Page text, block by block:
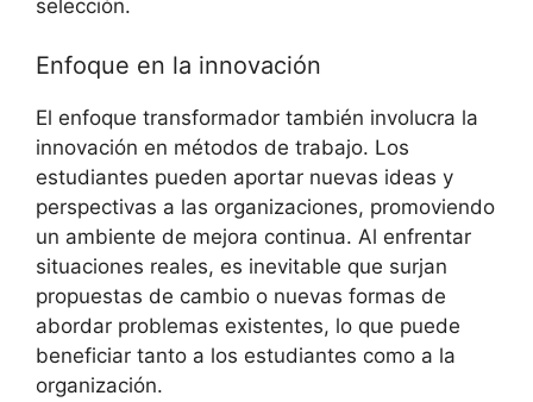
selección.
Enfoque ⁤en la innovación
El enfoque transformador también involucra la
innovación en métodos de⁢ trabajo. Los
estudiantes pueden aportar‍ nuevas ideas y
⁤perspectivas a las organizaciones, ‍promoviendo
un ⁢ambiente de mejora continua.‍ Al enfrentar
situaciones reales, es‍ inevitable que surjan
‌propuestas ⁤de cambio ⁣o nuevas⁣ formas de
abordar ⁢problemas existentes, lo ‌que puede
⁤beneficiar ⁣tanto ⁢a los estudiantes⁤ como a la
⁤organización.